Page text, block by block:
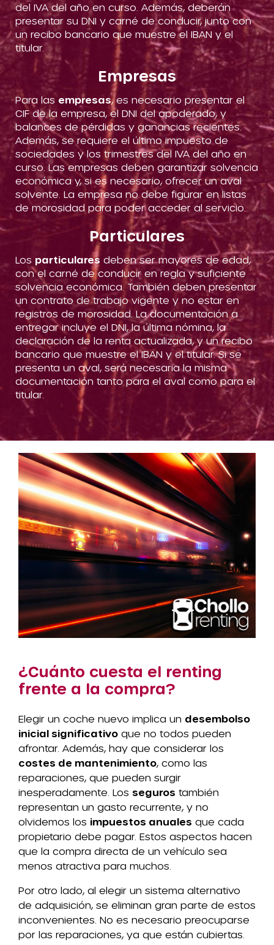
del IVA del año en curso. Además, deberán
presentar su DNI y carné de conducir, junto con
un recibo bancario que muestre el IBAN y el
titular.
Empresas
Para las empresas, es necesario presentar el
CIF de la empresa, el DNI del apoderado, y
balances de pérdidas y ganancias recientes.
Además, se requiere el último impuesto de
sociedades y los trimestres del IVA del año en
curso. Las empresas deben garantizar solvencia
económica y, si es necesario, ofrecer un aval
solvente. La empresa no debe figurar en listas
de morosidad para poder acceder al servicio.
Particulares
Los particulares deben ser mayores de edad,
con el carné de conducir en regla y suficiente
solvencia económica. También deben presentar
un contrato de trabajo vigente y no estar en
registros de morosidad. La documentación a
entregar incluye el DNI, la última nómina, la
declaración de la renta actualizada, y un recibo
bancario que muestre el IBAN y el titular. Si se
presenta un aval, será necesaria la misma
documentación tanto para el aval como para el
titular.
¿Cuánto cuesta el renting
frente a la compra?
Elegir un coche nuevo implica un desembolso
inicial significativo que no todos pueden
afrontar. Además, hay que considerar los
costes de mantenimiento, como las
reparaciones, que pueden surgir
inesperadamente. Los seguros también
representan un gasto recurrente, y no
olvidemos los impuestos anuales que cada
propietario debe pagar. Estos aspectos hacen
que la compra directa de un vehículo sea
menos atractiva para muchos.
Por otro lado, al elegir un sistema alternativo
de adquisición, se eliminan gran parte de estos
inconvenientes. No es necesario preocuparse
por las reparaciones, ya que están cubiertas.